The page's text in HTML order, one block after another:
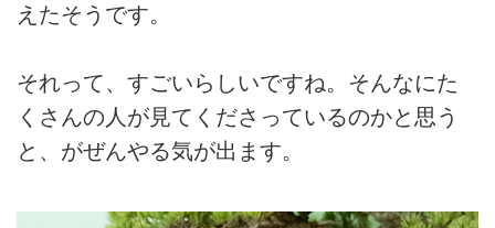
えたそうです。
それって、すごいらしいですね。そんなにた
くさんの人が見てくださっているのかと思う
と、がぜんやる気が出ます。